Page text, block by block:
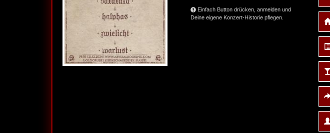
Einfach Button drücken, anmelden und
Deine eigene Konzert-Historie pflegen.